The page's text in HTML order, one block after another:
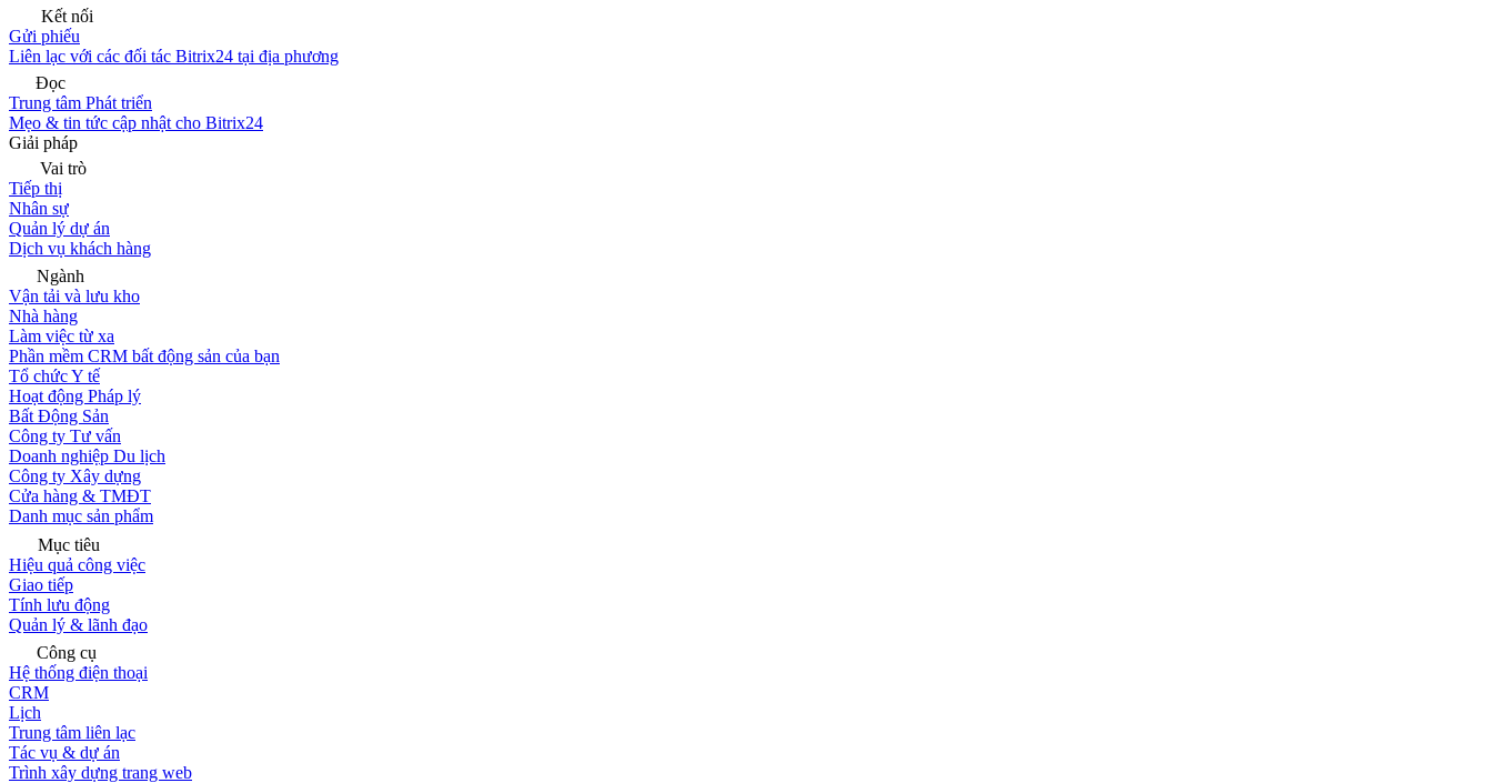
Kết nối
Gửi phiếu
Liên lạc với các đối tác Bitrix24 tại địa phương
Đọc
Trung tâm Phát triển
Mẹo & tin tức cập nhật cho Bitrix24
Giải pháp
Vai trò
Tiếp thị
Nhân sự
Quản lý dự án
Dịch vụ khách hàng
Ngành
Vận tải và lưu kho
Nhà hàng
Làm việc từ xa
Phần mềm CRM bất động sản của bạn
Tổ chức Y tế
Hoạt động Pháp lý
Bất Động Sản
Công ty Tư vấn
Doanh nghiệp Du lịch
Công ty Xây dựng
Cửa hàng & TMĐT
Danh mục sản phẩm
Mục tiêu
Hiệu quả công việc
Giao tiếp
Tính lưu động
Quản lý & lãnh đạo
Công cụ
Hệ thống điện thoại
CRM
Lịch
Trung tâm liên lạc
Tác vụ & dự án
Trình xây dựng trang web